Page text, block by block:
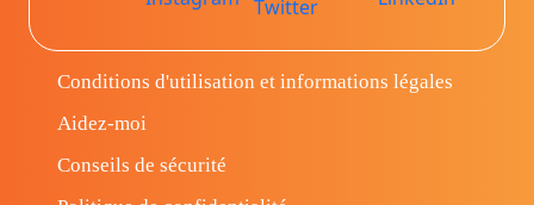
Conditions d'utilisation et informations légales
Aidez-moi
Conseils de sécurité